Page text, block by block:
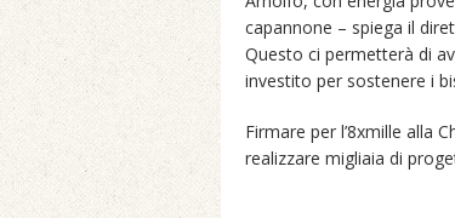
capannone – spiega il
Questo ci permetterà di
investito per sostenere i
Firmare per l’8xmille alla
realizzare migliaia di